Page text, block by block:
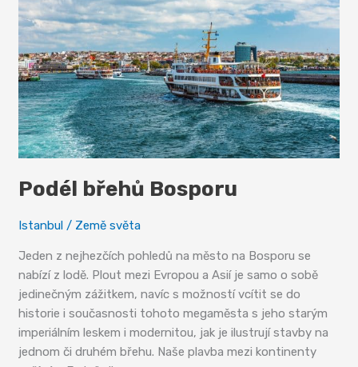
Podél břehů Bosporu
Istanbul / Země světa
Jeden z nejhezčích pohledů na město na Bosporu se
nabízí z lodě. Plout mezi Evropou a Asií je samo o sobě
jedinečným zážitkem, navíc s možností vcítit se do
historie i současnosti tohoto megaměsta s jeho starým
imperiálním leskem i modernitou, jak je ilustrují stavby na
jednom či druhém břehu. Naše plavba mezi kontinenty